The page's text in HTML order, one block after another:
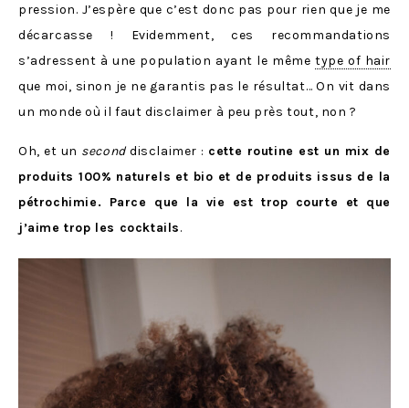
pression. J’espère que c’est donc pas pour rien que je me
décarcasse ! Evidemment, ces recommandations
s’adressent à une population ayant le mêmetype of hair
que moi, sinon je ne garantis pas le résultat… On vit dans
un monde où il faut disclaimer à peu près tout, non ?
Oh, et un seconddisclaimer : cette routine est un mix de
produits 100% naturels et bio et de produits issus de la
pétrochimie. Parce que la vie est trop courte et que
j’aime trop les cocktails.